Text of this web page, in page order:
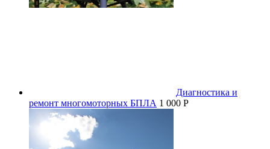
Диагностика и
ремонт многомоторных БПЛА 1 000 P